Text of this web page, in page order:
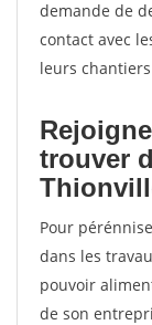
demande de
contact avec
leurs
trouver
Pour
dans les
pouvoir
de son